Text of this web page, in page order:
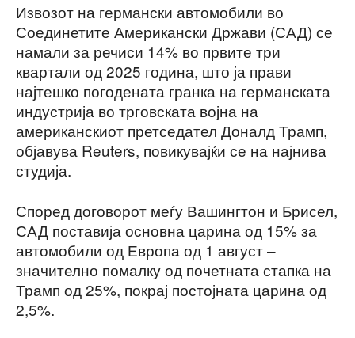
Извозот на германски автомобили во
Соединетите Американски Држави (САД) се
намали за речиси 14% во првите три
квартали од 2025 година, што ја прави
најтешко погодената гранка на германската
индустрија во трговската војна на
американскиот претседател Доналд Трамп,
објавува Reuters, повикувајќи се на најнива
студија.
Според договорот меѓу Вашингтон и Брисел,
САД поставија основна царина од 15% за
автомобили од Европа од 1 август –
значително помалку од почетната стапка на
Трамп од 25%, покрај постојната царина од
2,5%.